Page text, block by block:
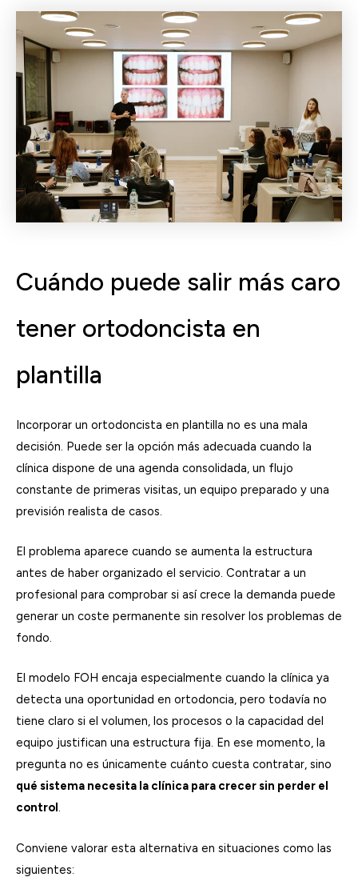
Cuándo puede salir más caro
tener ortodoncista en
plantilla
Incorporar un ortodoncista en plantilla no es una mala
decisión. Puede ser la opción más adecuada cuando la
clínica dispone de una agenda consolidada, un flujo
constante de primeras visitas, un equipo preparado y una
previsión realista de casos.
El problema aparece cuando se aumenta la estructura
antes de haber organizado el servicio. Contratar a un
profesional para comprobar si así crece la demanda puede
generar un coste permanente sin resolver los problemas de
fondo.
El modelo FOH encaja especialmente cuando la clínica ya
detecta una oportunidad en ortodoncia, pero todavía no
tiene claro si el volumen, los procesos o la capacidad del
equipo justifican una estructura fija. En ese momento, la
pregunta no es únicamente cuánto cuesta contratar, sino
qué sistema necesita la clínica para crecer sin perder el
control.
Conviene valorar esta alternativa en situaciones como las
siguientes: